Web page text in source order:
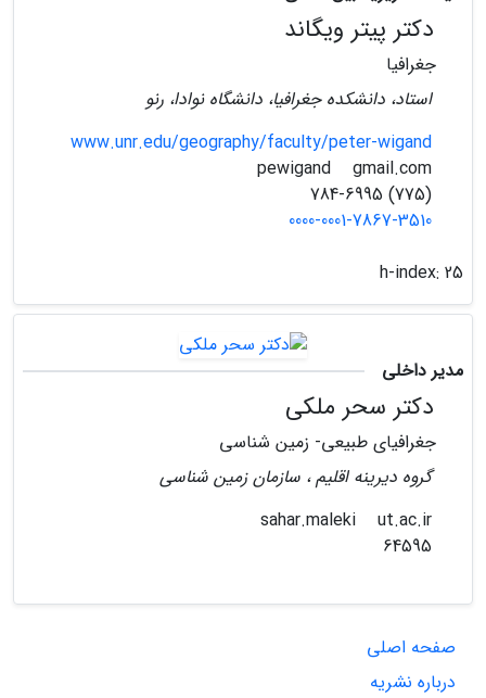
دکتر پیتر ویگاند
جغرافیا
استاد، دانشکده جغرافیا، دانشگاه نوادا، رنو
www.unr.edu/geography/faculty/peter-wigand
gmail.com
(775) 784-6995
0000-0001-7867-3510
h-index: 25
مدیر داخلی
دکتر سحر ملکی
جغرافیای طبیعی- زمین شناسی
گروه دیرینه اقلیم ، سازمان زمین شناسی
ut.ac.ir
صفحه اصلی
درباره نشریه